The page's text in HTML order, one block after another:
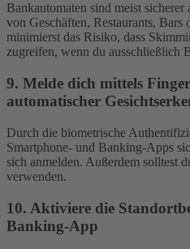
Bankautomaten sind meist
von Geschäften, Restaurants, Bars
minimierst das Risiko, dass
zugreifen, wenn du ausschließlich
9. Melde dich mittels
automatischer
Durch die biometrische
Smartphone- und Banking-Apps
sich anmelden. Außerdem solltest
verwenden.
10. Aktiviere die
Banking-App